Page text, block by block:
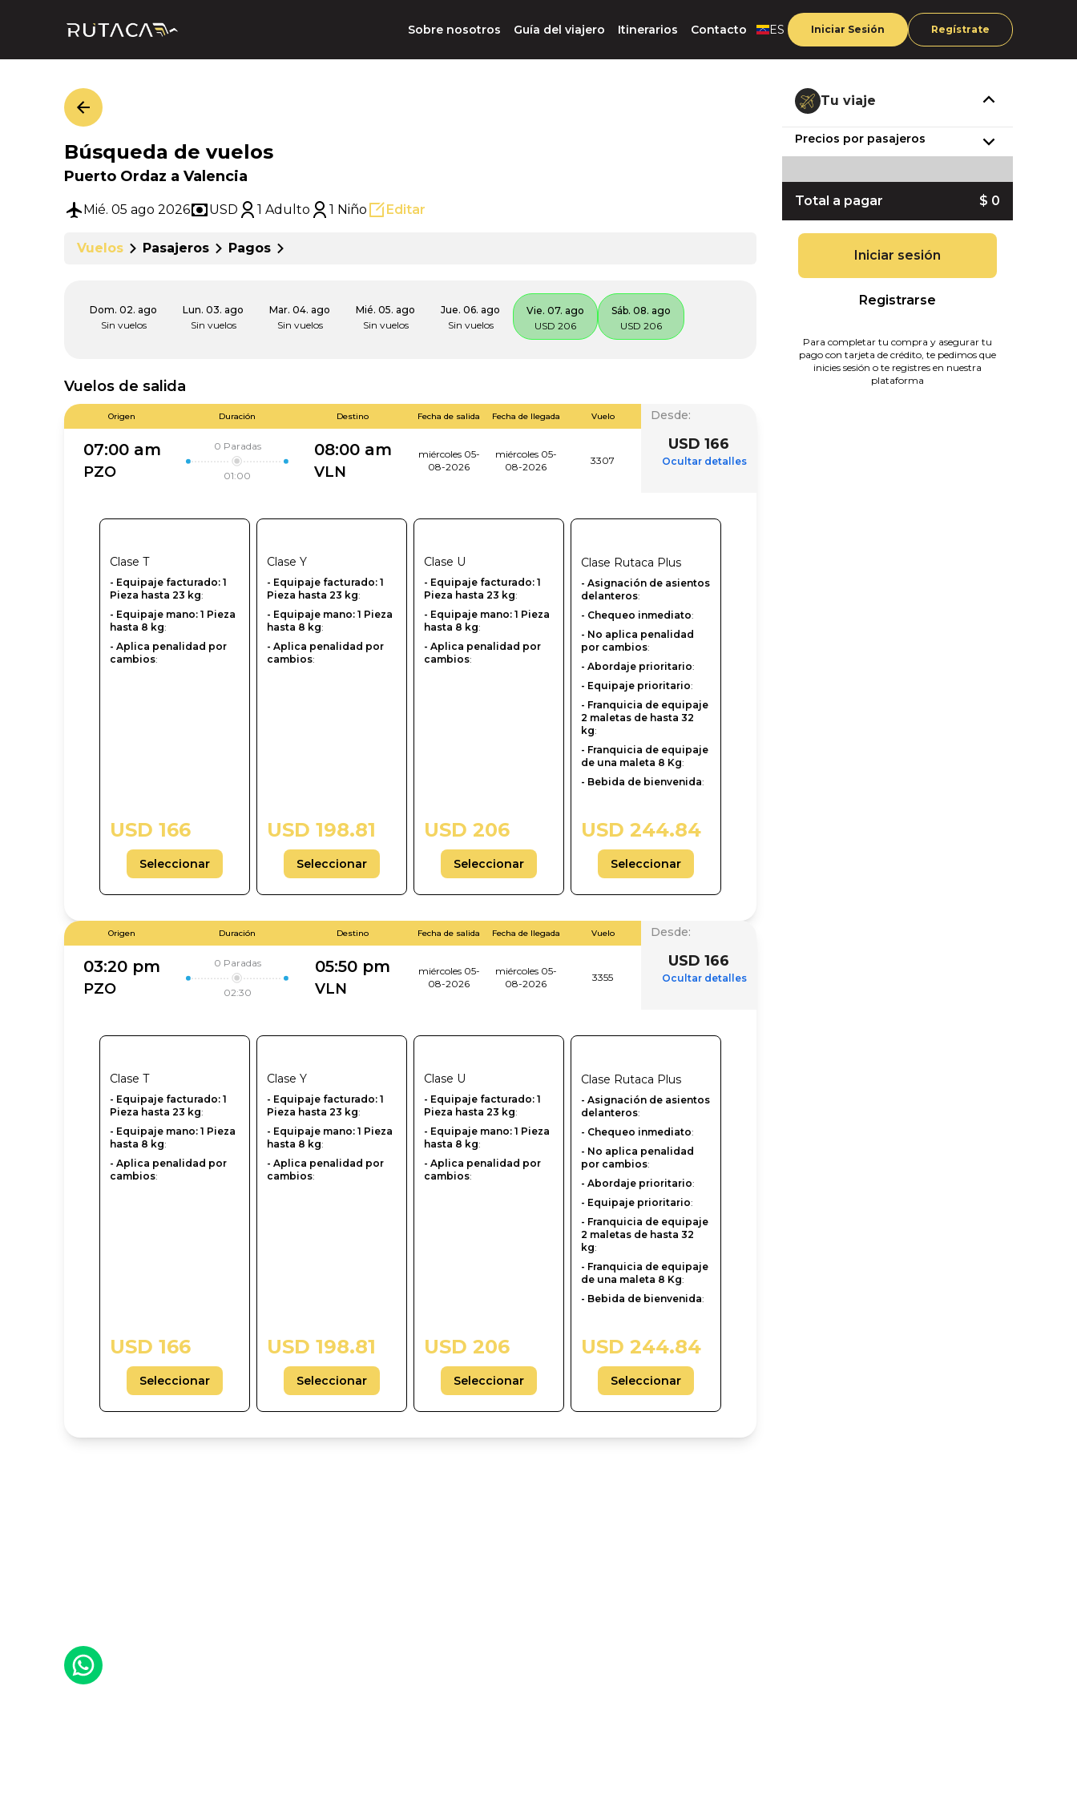
Sobre nosotros Guía del viajero Itinerarios Contacto ES Iniciar Sesión Regístrate
Búsqueda de vuelos
Puerto Ordaz a Valencia
Mié. 05 ago 2026 USD 1 Adulto 1 Niño Editar
Vuelos Pasajeros Pagos
Dom. 02. ago
Sin vuelos
Lun. 03. ago
Sin vuelos
Mar. 04. ago
Sin vuelos
Mié. 05. ago
Sin vuelos
Jue. 06. ago
Sin vuelos
Vie. 07. ago
USD 206
Sáb. 08. ago
USD 206
Vuelos de salida
Origen Duración Destino Fecha de salida Fecha de llegada Vuelo
07:00 am
PZO
0 Paradas
01:00
08:00 am
VLN
miércoles 05-
08-2026
miércoles 05-
08-2026
3307
Desde:
USD 166
Ocultar detalles
Clase T
- Equipaje facturado: 1
Pieza hasta 23 kg:
- Equipaje mano: 1 Pieza
hasta 8 kg:
- Aplica penalidad por
cambios:
USD 166
Seleccionar
Clase Y
-‎ Equipaje facturado: 1
Pieza hasta 23 kg:
- Equipaje mano: 1 Pieza
hasta 8 kg:
- Aplica penalidad por
cambios:
USD 198.81
Seleccionar
Clase U
-‎ Equipaje facturado: 1
Pieza hasta 23 kg:
- Equipaje mano: 1 Pieza
hasta 8 kg:
- Aplica penalidad por
cambios:
USD 206
Seleccionar
Clase Rutaca Plus
- Asignación de asientos
delanteros:
- Chequeo inmediato:
- No aplica penalidad
por cambios:
- Abordaje prioritario:
- Equipaje prioritario:
- Franquicia de equipaje
2 maletas de hasta 32
kg:
- Franquicia de equipaje
de una maleta 8 Kg:
- Bebida de bienvenida:
USD 244.84
Seleccionar
Origen Duración Destino Fecha de salida Fecha de llegada Vuelo
03:20 pm
PZO
0 Paradas
02:30
05:50 pm
VLN
miércoles 05-
08-2026
miércoles 05-
08-2026
3355
Desde:
USD 166
Ocultar detalles
Clase T
- Equipaje facturado: 1
Pieza hasta 23 kg:
- Equipaje mano: 1 Pieza
hasta 8 kg:
- Aplica penalidad por
cambios:
USD 166
Seleccionar
Clase Y
-‎ Equipaje facturado: 1
Pieza hasta 23 kg:
- Equipaje mano: 1 Pieza
hasta 8 kg:
- Aplica penalidad por
cambios:
USD 198.81
Seleccionar
Clase U
-‎ Equipaje facturado: 1
Pieza hasta 23 kg:
- Equipaje mano: 1 Pieza
hasta 8 kg:
- Aplica penalidad por
cambios:
USD 206
Seleccionar
Clase Rutaca Plus
- Asignación de asientos
delanteros:
- Chequeo inmediato:
- No aplica penalidad
por cambios:
- Abordaje prioritario:
- Equipaje prioritario:
- Franquicia de equipaje
2 maletas de hasta 32
kg:
- Franquicia de equipaje
de una maleta 8 Kg:
- Bebida de bienvenida:
USD 244.84
Seleccionar
Tu viaje
Precios por pasajeros
Total a pagar $ 0
Iniciar sesión
Registrarse
Para completar tu compra y asegurar tu
pago con tarjeta de crédito, te pedimos que
inicies sesión o te registres en nuestra
plataforma